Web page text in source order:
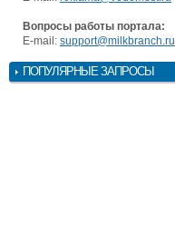
Вопросы работы портала:
E-mail: support@milkbranch.ru
ПОПУЛЯРНЫЕ ЗАПРОСЫ